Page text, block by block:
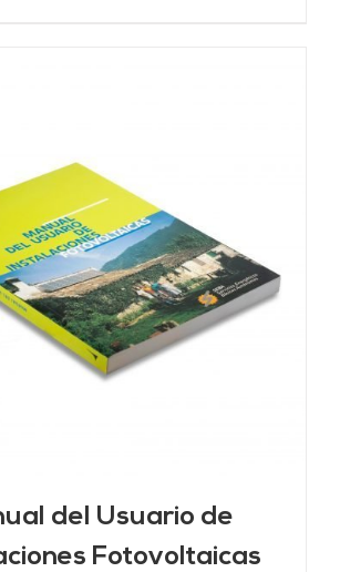
del Usuario de
Fotovoltaicas